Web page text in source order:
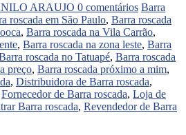
ARAUJO 0 comentários Barra
roscada em São Paulo, Barra roscada
, Barra roscada na Vila Carrão,
, Barra roscada na zona leste, Barra
roscada no Tatuapé, Barra roscada
preço, Barra roscada próximo a mim,
, Distribuidora de Barra roscada,
Fornecedor de Barra roscada, Loja de
Barra roscada, Revendedor de Barra